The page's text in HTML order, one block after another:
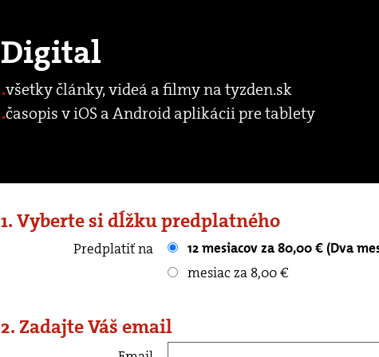
Digital
všetky články, videá a filmy na tyzden.sk
časopis v iOS a Android aplikácii pre tablety
1. Vyberte si dĺžku predplatného
Predplatiť na
12 mesiacov za 80,00 € (Dva
mesiac za 8,00 €
2. Zadajte Váš email